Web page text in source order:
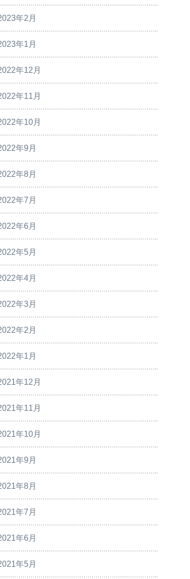
年2月
年1月
年12月
年11月
年10月
年9月
年8月
年7月
年6月
年5月
年4月
年3月
年2月
年1月
年12月
年11月
年10月
年9月
年8月
年7月
年6月
年5月